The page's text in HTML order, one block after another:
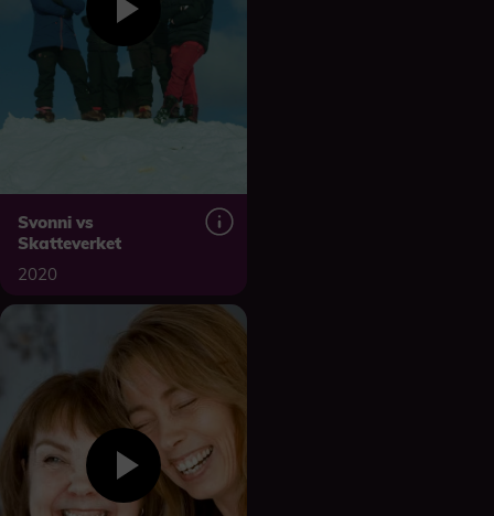
Svonni vs
Skatteverket
2020